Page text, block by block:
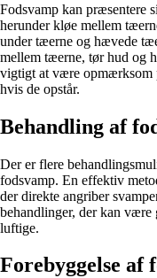
Fodsvamp kan præsentere
herunder kløe mellem
under tæerne og hævede
mellem tæerne, tør hud og
vigtigt at være opmærksom
hvis de opstår.
Behandling af
Der er flere
fodsvamp. En effektiv
der direkte angriber
behandlinger, der kan være
luftige.
Forebyggelse af